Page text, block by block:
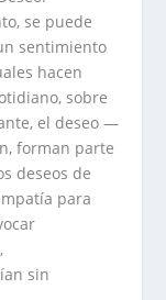
se puede
sentimiento
hacen
sobre
el deseo —
forman parte
deseos de
para
sin